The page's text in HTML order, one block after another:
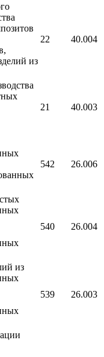
из
22 40.004
21 40.003
542 26.006
540 26.004
из
539 26.003